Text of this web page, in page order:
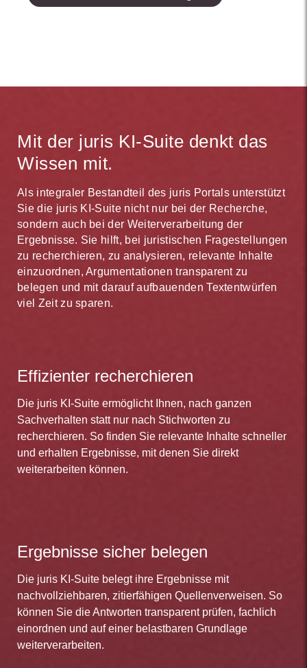
Mit der juris KI-Suite denkt das
Wissen mit.
Als integraler Bestandteil des juris Portals unterstützt
Sie die juris KI-Suite nicht nur bei der Recherche,
sondern auch bei der Weiterverarbeitung der
Ergebnisse. Sie hilft, bei juristischen Fragestellungen
zu recherchieren, zu analysieren, relevante Inhalte
einzuordnen, Argumentationen transparent zu
belegen und mit darauf aufbauenden Textentwürfen
viel Zeit zu sparen.
Effizienter recherchieren
Die juris KI-Suite ermöglicht Ihnen, nach ganzen
Sachverhalten statt nur nach Stichworten zu
recherchieren. So finden Sie relevante Inhalte schneller
und erhalten Ergebnisse, mit denen Sie direkt
weiterarbeiten können.
Ergebnisse sicher belegen
Die juris KI-Suite belegt ihre Ergebnisse mit
nachvollziehbaren, zitierfähigen Quellenverweisen. So
können Sie die Antworten transparent prüfen, fachlich
einordnen und auf einer belastbaren Grundlage
weiterverarbeiten.